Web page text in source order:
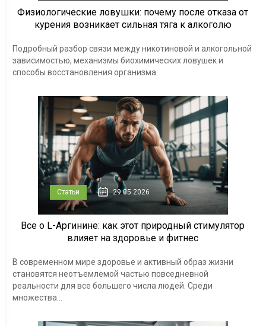
Физиологические ловушки: почему после отказа от
курения возникает сильная тяга к алкоголю
Подробный разбор связи между никотиновой и алкогольной
зависимостью, механизмы биохимических ловушек и
способы восстановления организма
Статьи 29.05.2026
Все о L-Аргинине: как этот природный стимулятор
влияет на здоровье и фитнес
В современном мире здоровье и активный образ жизни
становятся неотъемлемой частью повседневной
реальности для все большего числа людей. Среди
множества...